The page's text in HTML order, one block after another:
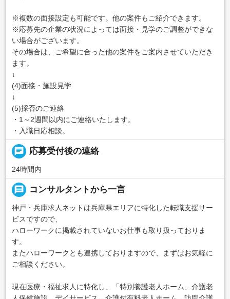
※複数の面接設定も可能です。他の案件もご紹介できます。
※応募先の企業の状況によっては面接・見学のご調整ができな
い場合がございます。
その場合は、ご希望に合った他の案件をご案内させていただき
ます。
↓
(4)面接・施設見学
↓
(5)採否のご連絡
・1～2週間以内にご連絡いたします。
・入職日応相談。
chat 応募受付後の連絡
24時間内
message コンサルタントから一言
神戸・兵庫求人ネットは兵庫県エリアに特化した転職支援サー
ビスですので、
ハローワークに掲載されていないお仕事も取り扱っておりま
す。
またハローワークとも連携しておりますので、まずはお気軽に
ご相談ください。
現在医療・福祉求人に特化し、「特別養護老人ホーム、介護老